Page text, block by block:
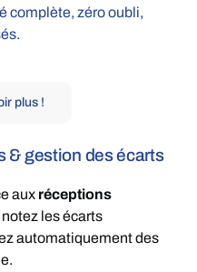
complète, zéro oubli,
plus !
& gestion des écarts
aux réceptions
notez les écarts
automatiquement des